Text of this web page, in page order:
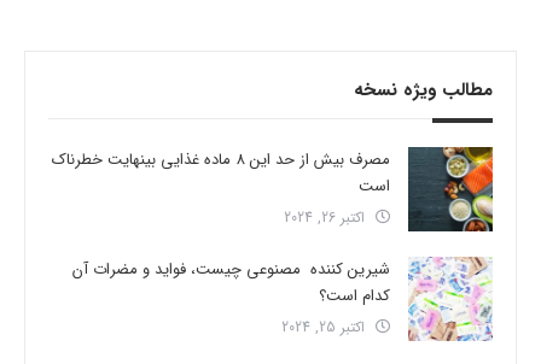
مطالب ویژه نسخه
مصرف بیش از حد این 8 ماده غذایی بینهایت خطرناک
است
اکتبر 26, 2024
شیرین کننده مصنوعی چیست، فواید و مضرات آن
کدام است؟
اکتبر 25, 2024